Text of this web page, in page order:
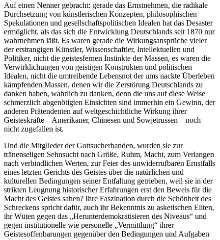
Auf einen Nenner gebracht: gerade das Ernstnehmen, die radikale
Durchsetzung von künstlerischen Konzepten, philosophischen
Spekulationen und gesellschaftspolitischen Idealen hat das Desaster
ermöglicht, als das sich die Entwicklung Deutschlands seit 1870 nur
wahrnehmen läßt. Es waren gerade die Wirkungsansprüche vieler
der erstrangigen Künstler, Wissenschaftler, Intellektuellen und
Politiker, nicht die geistesfernen Instinkte der Massen, es waren die
Verwirklichungen von geistigen Konstrukten und politischen
Idealen, nicht die umtreibende Lebensnot der ums nackte Überleben
kämpfenden Massen, denen wir die Zerstörung Deutschlands zu
danken haben, wahrlich zu danken, denn die uns auf diese Weise
schmerzlich abgenötigten Einsichten sind immerhin ein Gewinn, der
anderen Prätendenten auf weltgeschichtliche Wirkung ihrer
Geisteskräfte – Amerikaner, Chinesen und Sowjetrussen – noch
nicht zugefallen ist.
Und die Mitglieder der Gottsucherbanden, wurden sie zur
tränenseligen Sehnsucht nach Größe, Ruhm, Macht, zum Verlangen
nach verbindlichen Werten, zur Feier des unwiderrufbaren Ernstfalls
eines letzten Gerichts des Geistes über die natürlichen und
kulturellen Bedingungen seiner Entfaltung getrieben, weil sie in der
strikten Leugnung historischer Erfahrungen erst den Beweis für die
Macht des Geistes sahen? Ihre Faszination durch die Schönheit des
Schreckens spricht dafür, auch ihr Bekenntnis zu asketischen Eliten,
ihr Wüten gegen das „Herunterdemokratisieren des Niveaus“ und
gegen institutionelle wie personelle „Vermittlung“ ihrer
Geistesoffenbarungen gegenüber den Bedingungen und Aufgaben